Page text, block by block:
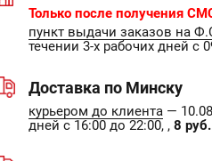
Только после получения
пункт выдачи заказов на
течении 3-х рабочих дней с
Доставка по Минску
курьером до клиента —
дней с 16:00 до 22:00, , 8 руб.